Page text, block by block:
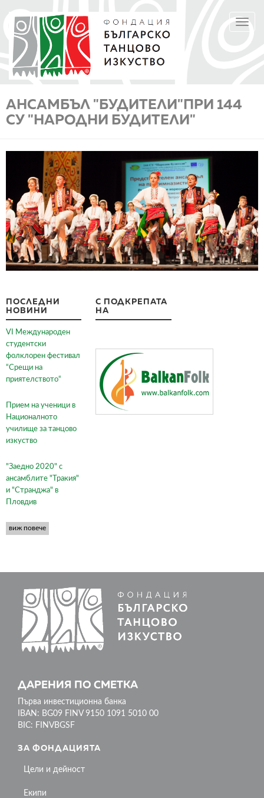
основното
съдържание
АНСАМБЪЛ "БУДИТЕЛИ"ПРИ 144
СУ "НАРОДНИ БУДИТЕЛИ"
ПОСЛЕДНИ
НОВИНИ
VI Международен
студентски
фолклорен фестивал
“Срещи на
приятелството“
Прием на ученици в
Националното
училище за танцово
изкуство
"Заедно 2020" с
ансамблите "Тракия"
и "Странджа" в
Пловдив
виж повече
С ПОДКРЕПАТА
НА
ДАРЕНИЯ ПО СМЕТКА
Първа инвестиционна банка
IBAN: BG09 FINV 9150 1091 5010 00
BIC: FINVBGSF
ЗА ФОНДАЦИЯТА
Цели и дейност
Екипи